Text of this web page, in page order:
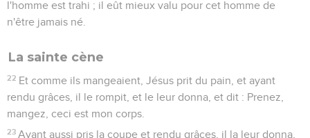
59 Mais leur déposition ne s'accordait pas non plus.
60 Alors le souverain sacrificateur, se levant au milieu du
Qu'est-ce que ces gens déposent contre toi ?
61 Mais Jésus se tut et ne répondit rien. Le souverain
sacrificateur l'interrogea encore, et lui dit : Es-tu le Christ, le
Fils de Celui qui est béni ?
62